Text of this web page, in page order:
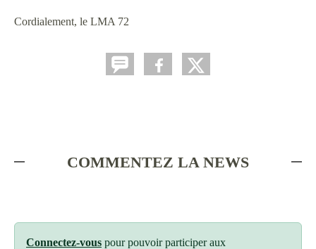
Cordialement, le LMA 72
COMMENTEZ LA NEWS
Connectez-vous pour pouvoir participer aux